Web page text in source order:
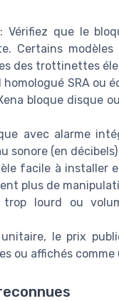
: Vérifiez que le
Certains
des trottinettes
SRA ou
bloque disque
avec alarme
sonore (en
facile à installer
plus de
lourd ou
le prix
ou affichés